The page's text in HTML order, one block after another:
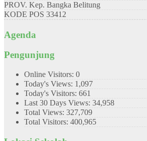
PROV. Kep. Bangka Belitung
KODE POS 33412
Agenda
Pengunjung
Online Visitors: 0
Today's Views: 1,097
Today's Visitors: 661
Last 30 Days Views: 34,958
Total Views: 327,709
Total Visitors: 400,965